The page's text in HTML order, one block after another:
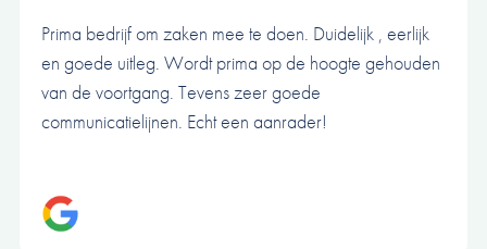
Prima bedrijf om zaken mee te doen. Duidelijk , eerlijk
en goede uitleg. Wordt prima op de hoogte gehouden
van de voortgang. Tevens zeer goede
communicatielijnen. Echt een aanrader!